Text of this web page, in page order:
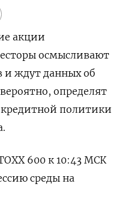
акции
осмысливают
и ждут данных об
определят
политики
600 к 10:43 МСК
среды на